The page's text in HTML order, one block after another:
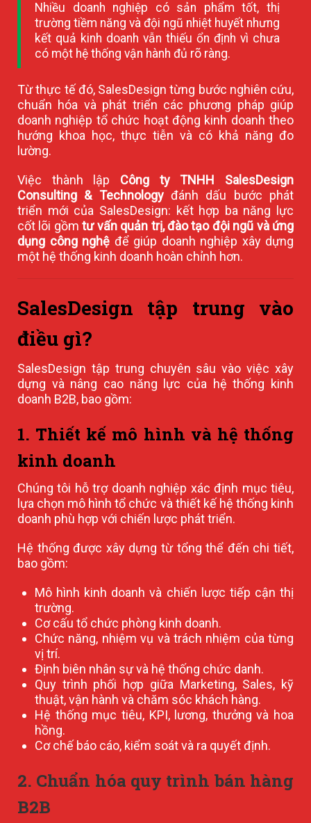
Nhiều doanh nghiệp có sản phẩm tốt, thị
trường tiềm năng và đội ngũ nhiệt huyết nhưng
kết quả kinh doanh vẫn thiếu ổn định vì chưa
có một hệ thống vận hành đủ rõ ràng.
Từ thực tế đó, SalesDesign từng bước nghiên cứu,
chuẩn hóa và phát triển các phương pháp giúp
doanh nghiệp tổ chức hoạt động kinh doanh theo
hướng khoa học, thực tiễn và có khả năng đo
lường.
Việc thành lập Công ty TNHH SalesDesign
Consulting & Technologyđánh dấu bước phát
triển mới của SalesDesign: kết hợp ba năng lực
cốt lõi gồmtư vấn quản trị, đào tạo đội ngũ và ứng
dụng công nghệ để giúp doanh nghiệp xây dựng
một hệ thống kinh doanh hoàn chỉnh hơn.
SalesDesign tập trung vào
điều gì?
SalesDesign tập trung chuyên sâu vào việc xây
dựng và nâng cao năng lực của hệ thống kinh
doanh B2B, bao gồm:
1. Thiết kế mô hình và hệ thống
kinh doanh
Chúng tôi hỗ trợ doanh nghiệp xác định mục tiêu,
lựa chọn mô hình tổ chức và thiết kế hệ thống kinh
doanh phù hợp với chiến lược phát triển.
Hệ thống được xây dựng từ tổng thể đến chi tiết,
bao gồm:
Mô hình kinh doanh và chiến lược tiếp cận thị
trường.
Cơ cấu tổ chức phòng kinh doanh.
Chức năng, nhiệm vụ và trách nhiệm của từng
vị trí.
Định biên nhân sự và hệ thống chức danh.
Quy trình phối hợp giữa Marketing, Sales, kỹ
thuật, vận hành và chăm sóc khách hàng.
Hệ thống mục tiêu, KPI, lương, thưởng và hoa
hồng.
Cơ chế báo cáo, kiểm soát và ra quyết định.
2. Chuẩn hóa quy trình bán hàng
B2B